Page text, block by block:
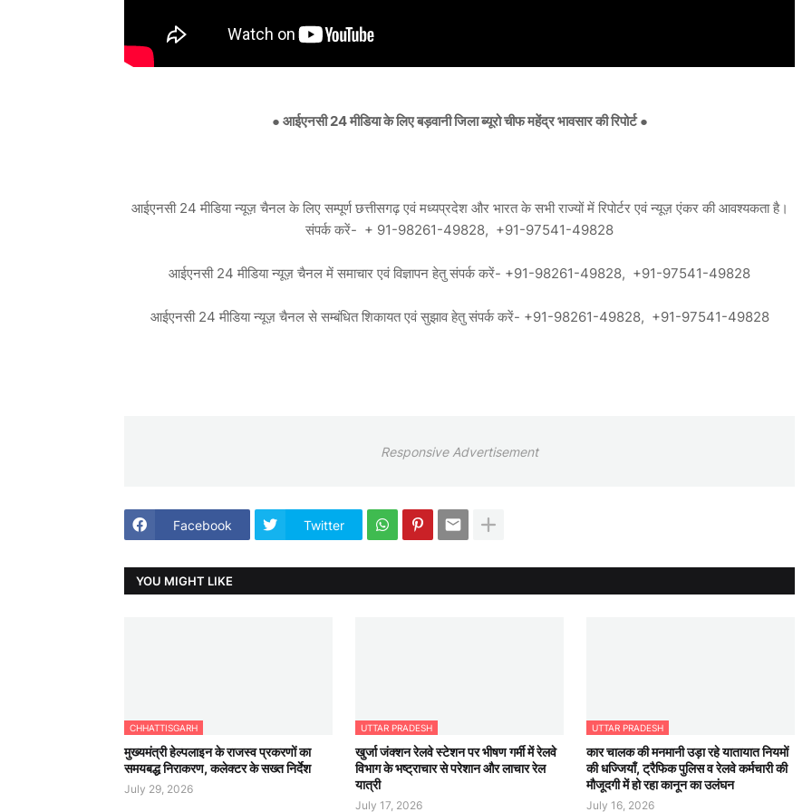
● आईएनसी24 मीडिया के लिए बड़वानी जिला ब्यूरो चीफ महेंद्र भावसार की रिपोर्ट ●
आईएनसी 24 मीडिया न्यूज़ चैनल के लिए सम्पूर्ण छत्तीसगढ़ एवं मध्यप्रदेश और भारत के सभी राज्यों में रिपोर्टर एवं न्यूज़ एंकर की आवश्यकता है।
संपर्क करें- + 91-98261-49828, +91-97541-49828
आईएनसी 24 मीडिया न्यूज़ चैनल में समाचार एवं विज्ञापन हेतु संपर्क करें- +91-98261-49828, +91-97541-49828
आईएनसी 24 मीडिया न्यूज़ चैनल से सम्बंधित शिकायत एवं सुझाव हेतु संपर्क करें- +91-98261-49828, +91-97541-49828
Responsive Advertisement
Facebook Twitter
YOU MIGHT LIKE
CHHATTISGARH
मुख्यमंत्री हेल्पलाइन के राजस्व प्रकरणों का
समयबद्ध निराकरण, कलेक्टर के सख्त निर्देश
July 29, 2026
UTTAR PRADESH
खुर्जा जंक्शन रेलवे स्टेशन पर भीषण गर्मी में रेलवे
विभाग के भष्ट्राचार से परेशान और लाचार रेल
यात्री
July 17, 2026
UTTAR PRADESH
कार चालक की मनमानी उड़ा रहे यातायात नियमों
की धज्जियाँ, ट्रैफिक पुलिस व रेलवे कर्मचारी की
मौजूदगी में हो रहा कानून का उलंघन
July 16, 2026